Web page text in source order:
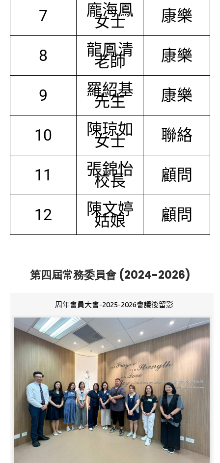
7 龐海鳳
女士 康樂
8 龍鳳清
老師 康樂
9 羅紹基
先生 康樂
10 陳琼如
女士 聯絡
11 張錦怡
校長 顧問
12 陳文婷
姑娘 顧問
第四屆常務委員會 (2024-2026)
周年會員大會-2025-2026會議後留影